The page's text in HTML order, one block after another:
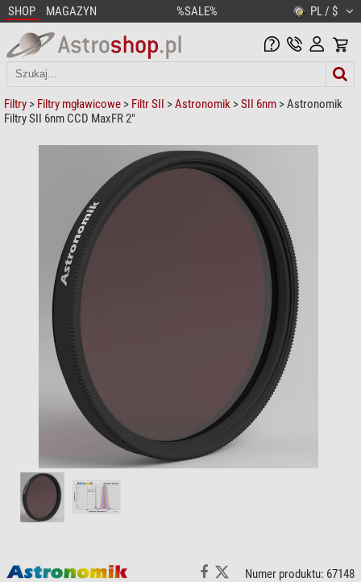
SHOP MAGAZYN %SALE% PL / $
Filtry > Filtry mgławicowe > Filtr SII >Astronomik >SII 6nm > Astronomik
Filtry SII 6nm CCD MaxFR 2"
Numer produktu: 67148